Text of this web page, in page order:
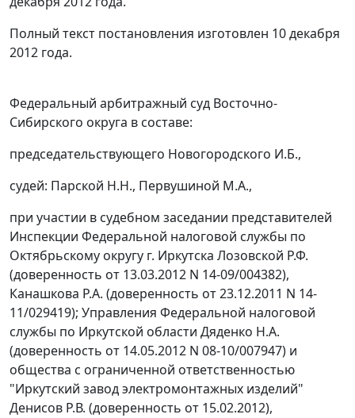
Полный текст постановления изготовлен 10 декабря
2012 года.
Федеральный арбитражный суд Восточно-
Сибирского округа в составе:
председательствующего Новогородского И.Б.,
судей: Парской Н.Н., Первушиной М.А.,
при участии в судебном заседании представителей
Инспекции Федеральной налоговой службы по
Октябрьскому округу г. Иркутска Лозовской Р.Ф.
(доверенность от 13.03.2012 N 14-09/004382),
Канашкова Р.А. (доверенность от 23.12.2011 N 14-
11/029419); Управления Федеральной налоговой
службы по Иркутской области Дяденко Н.А.
(доверенность от 14.05.2012 N 08-10/007947) и
общества с ограниченной ответственностью
"Иркутский завод электромонтажных изделий"
Денисов Р.В. (доверенность от 15.02.2012),